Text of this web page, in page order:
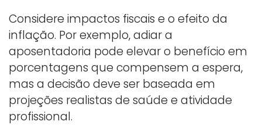
Considere impactos fiscais e o efeito da
inflação. Por exemplo, adiar a
aposentadoria pode elevar o benefício em
porcentagens que compensem a espera,
mas a decisão deve ser baseada em
projeções realistas de saúde e atividade
profissional.